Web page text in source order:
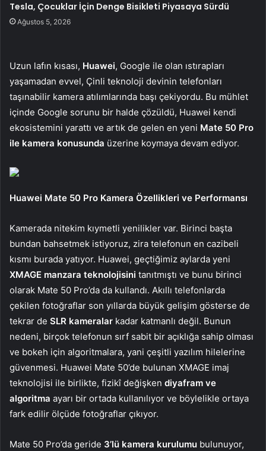
Tesla, Çocuklar İçin Denge Bisikleti Piyasaya Sürdü
Ağustos 5, 2026
Uzun lafın kısası, Huawei, Google ile olan ıstırapları
yaşamadan evvel, Çinli teknoloji devinin telefonları
taşınabilir kamera atılımlarında başı çekiyordu. Bu mühlet
içinde Google sorunu bir halde çözüldü, Huawei kendi
ekosistemini yarattı ve artık de gelen en yeni Mate 50 Pro
ile kamera konusunda üzerine koymaya devam ediyor.
Huawei Mate 50 Pro Kamera Özellikleri ve Performansı
Kamerada nitekim kıymetli yenilikler var. Birinci başta
bundan bahsetmek istiyoruz, zira telefonun en cazibeli
kısmı burada yatıyor. Huawei, geçtiğimiz aylarda yeni
XMAGE manzara teknolojisini tanıtmıştı ve bunu birinci
olarak Mate 50 Pro’da da kullandı. Akıllı telefonlarda
çekilen fotoğraflar son yıllarda büyük gelişim gösterse de
tekrar de SLR kameralar kadar katmanlı değil. Bunun
nedeni, birçok telefonun sırf sabit bir açıklığa sahip olması
ve bokeh için algoritmalara, yani çeşitli yazılım hilelerine
güvenmesi. Huawei Mate 50’de bulunan XMAGE imaj
teknolojisi ile birlikte, fizikî değişken diyafram ve
algoritma ayarı bir ortada kullanılıyor ve böylelikle ortaya
fark edilir ölçüde fotoğraflar çıkıyor.
Mate 50 Pro’da geride 3’lü kamera kurulumu bulunuyor,